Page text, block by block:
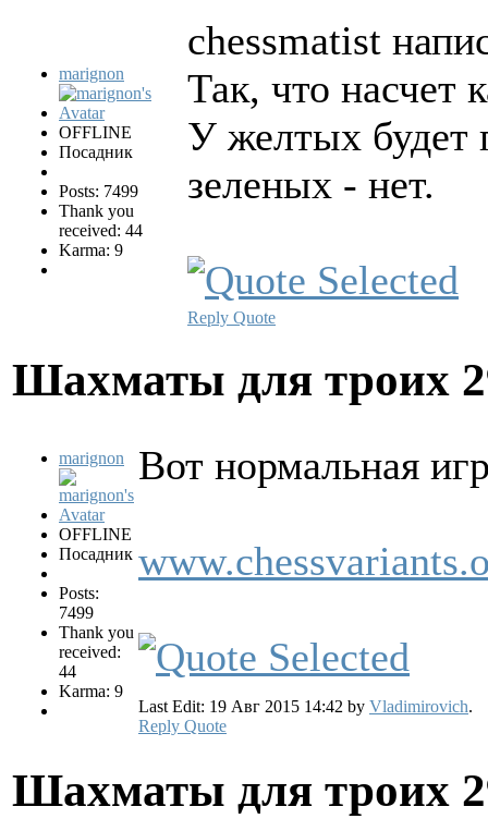
marignon
OFFLINE
Посадник
Posts: 7499
Thank you
received: 44
Karma: 9
chessmatist
Так, что насчет
У желтых будет
зеленых - нет.
Reply Quote
Шахматы для троих
marignon
OFFLINE
Посадник
Posts:
7499
Thank you
received:
44
Karma: 9
Вот нормальная
Last Edit: 19 Авг 2015 14:42 by Vladimirovich.
Reply Quote
Шахматы для троих